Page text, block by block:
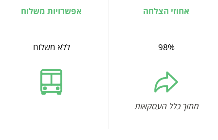
אחוזי הצלחה
98%
מתוך כלל העסקאות
אפשרויות משלוח
ללא משלוח